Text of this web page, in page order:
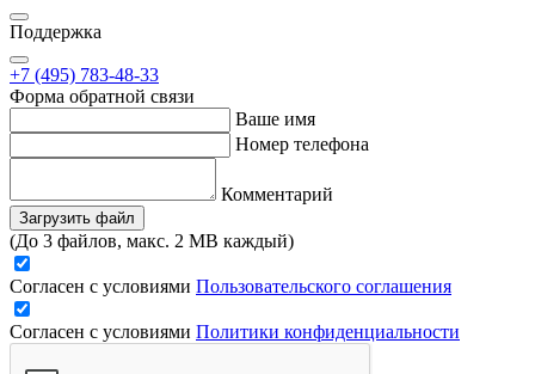
Поддержка
+7 (495) 783-48-33
Форма обратной связи
Ваше имя
Номер телефона
Комментарий
Загрузить файл
(До 3 файлов, макс. 2 MB каждый)
Согласен с условиями Пользовательского соглашения
Согласен с условиями Политики конфиденциальности